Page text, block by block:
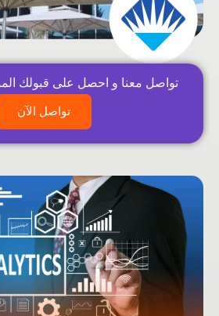
تواصل معنا و احصل على قبولك
تواصل الآن